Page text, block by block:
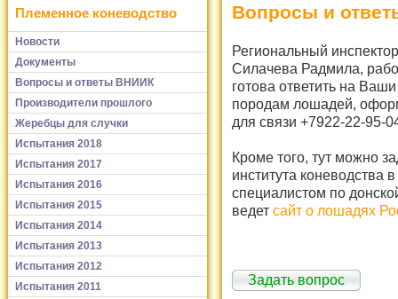
Племенное коневодство
Новости
Документы
Вопросы и ответы ВНИИК
Производители прошлого
Жеребцы для случки
Испытания 2018
Испытания 2017
Испытания 2016
Испытания 2015
Испытания 2014
Испытания 2013
Испытания 2012
Испытания 2011
Вопросы и
Региональный
Силачева Радмила,
готова ответить на
породам лошадей,
для связи +7922-22-95-
Кроме того, тут можно
института коневодства
специалистом по
ведет сайт о лошадях
Задать вопрос